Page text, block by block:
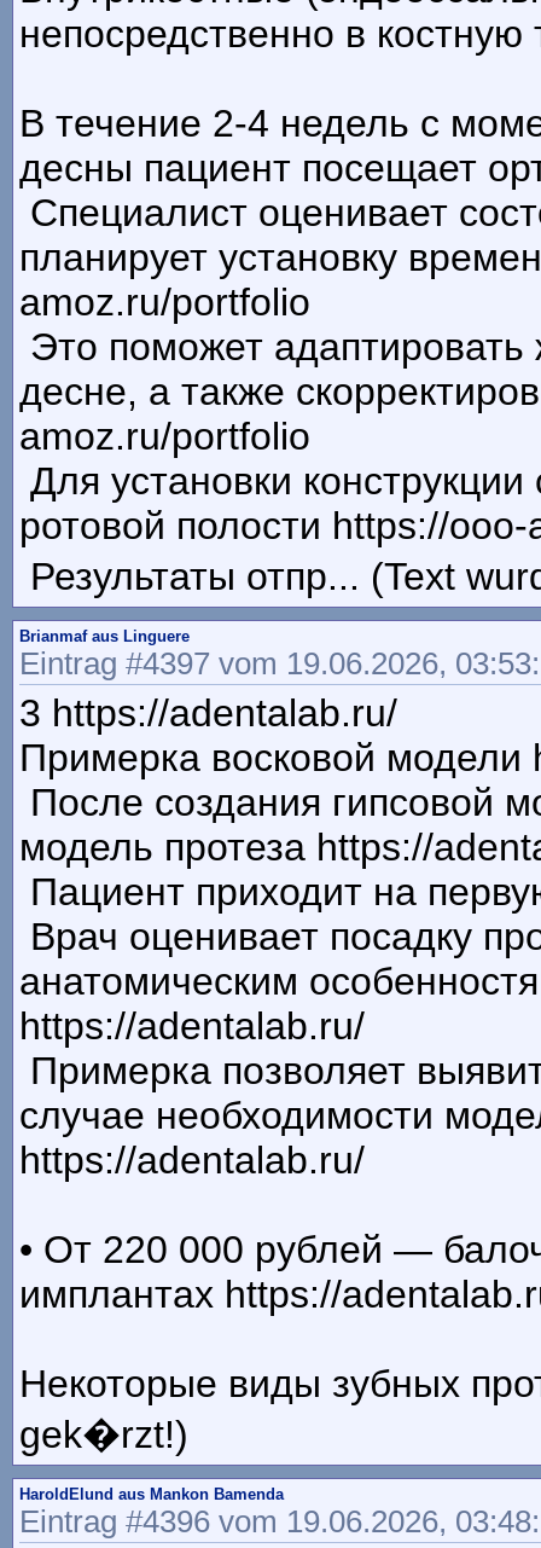
непосредственно в
В течение 2-4 недель с
десны пациент посещает
Специалист оценивает
планирует установку
amoz.ru/portfolio
Это поможет адаптировать
десне, а также
amoz.ru/portfolio
Для установки
ротовой полости https://
Результаты отпр... (Text
Brianmaf aus Linguere
Eintrag #4397 vom 19.06.2026,
3 https://adentalab.ru/
Примерка восковой модели
После создания гипсовой
модель протеза https://
Пациент приходит на
Врач оценивает посадку
анатомическим
https://adentalab.ru/
Примерка позволяет
случае необходимости
https://adentalab.ru/
• От 220 000 рублей —
имплантах https://
Некоторые виды зубных
gek�rzt!)
HaroldElund aus Mankon Bamenda
Eintrag #4396 vom 19.06.2026,